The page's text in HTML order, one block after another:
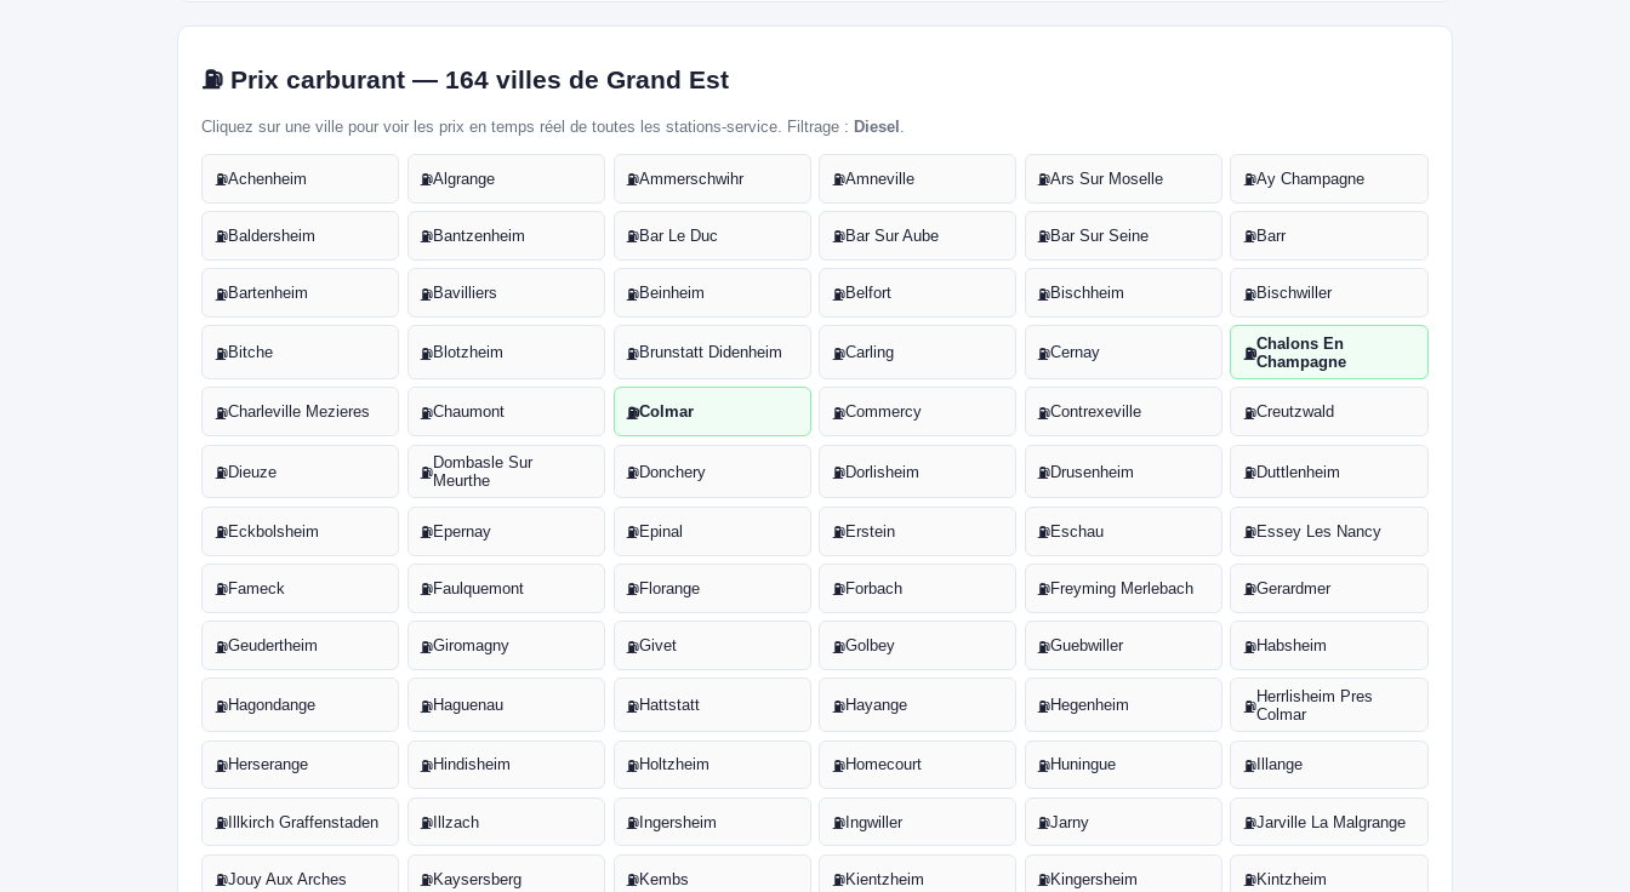
⛽ Prix carburant — 164 villes de Grand Est
Cliquez sur une ville pour voir les prix en temps réel de toutes les stations-service. Filtrage : Diesel .
⛽Achenheim ⛽Algrange ⛽Ammerschwihr ⛽Amneville ⛽Ars Sur Moselle ⛽Ay Champagne
⛽Baldersheim ⛽Bantzenheim ⛽Bar Le Duc ⛽Bar Sur Aube ⛽Bar Sur Seine ⛽Barr
⛽Bartenheim ⛽Bavilliers ⛽Beinheim ⛽Belfort ⛽Bischheim ⛽Bischwiller
⛽Bitche ⛽Blotzheim ⛽Brunstatt Didenheim ⛽Carling ⛽Cernay ⛽
Chalons En
Champagne
⛽Charleville Mezieres ⛽Chaumont ⛽Colmar ⛽Commercy ⛽Contrexeville ⛽Creutzwald
⛽Dieuze ⛽
Dombasle Sur
Meurthe
⛽Donchery ⛽Dorlisheim ⛽Drusenheim ⛽Duttlenheim
⛽Eckbolsheim ⛽Epernay ⛽Epinal ⛽Erstein ⛽Eschau ⛽Essey Les Nancy
⛽Fameck ⛽Faulquemont ⛽Florange ⛽Forbach ⛽Freyming Merlebach ⛽Gerardmer
⛽Geudertheim ⛽Giromagny ⛽Givet ⛽Golbey ⛽Guebwiller ⛽Habsheim
⛽Hagondange ⛽Haguenau ⛽Hattstatt ⛽Hayange ⛽Hegenheim ⛽
Herrlisheim Pres
Colmar
⛽Herserange ⛽Hindisheim ⛽Holtzheim ⛽Homecourt ⛽Huningue ⛽ Illange
⛽Illkirch Graffenstaden ⛽Illzach ⛽Ingersheim ⛽Ingwiller ⛽Jarny ⛽Jarville La Malgrange
⛽Jouy Aux Arches ⛽Kaysersberg ⛽Kembs ⛽Kientzheim ⛽Kingersheim ⛽Kintzheim